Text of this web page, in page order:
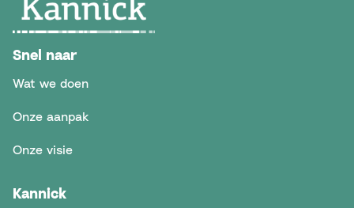
Snel naar
Wat we doen
Onze aanpak
Onze visie
Kannick